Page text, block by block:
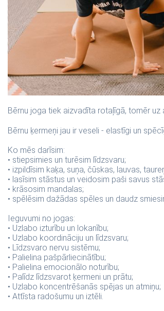
Bērnu joga tiek aizvadīta rotaļīgā, tomēr
Bērnu ķermeņi jau ir veseli - elastīgi un
Ko mēs darīsim:
• stiepsimies un turēsim līdzsvaru;
• izpildīsim kaķa, suņa, čūskas, lauvas,
• lasīsim stāstus un veidosim paši savus
• krāsosim mandalas;
• spēlēsim dažādas spēles un daudz
Ieguvumi no jogas:
• Uzlabo izturību un lokanību;
• Uzlabo koordināciju un līdzsvaru;
• Līdzsvaro nervu sistēmu;
• Palielina pašpārliecinātību;
• Palielina emocionālo noturību;
• Palīdz līdzsvarot ķermeni un prātu;
• Uzlabo koncentrēšanās spējas un atmiņu;
• Attīsta radošumu un iztēli.